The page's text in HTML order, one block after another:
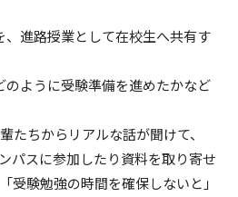
、進路授業として在校生へ共有す
のように受験準備を進めたかなど
たちからリアルな話が聞けて、
パスに参加したり資料を取り寄せ
受験勉強の時間を確保しないと」